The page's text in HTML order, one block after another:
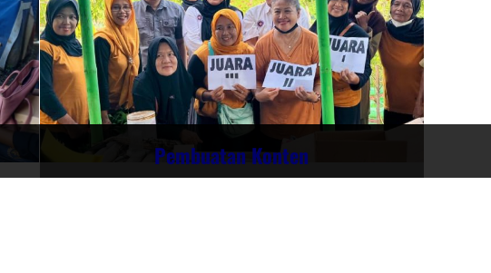
Pembuatan Konten